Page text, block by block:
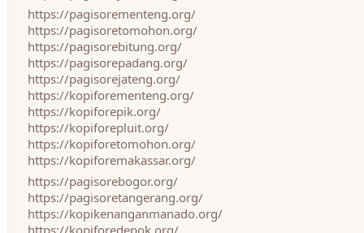
https://pagisorementeng.org/
https://pagisoretomohon.org/
https://pagisorebitung.org/
https://pagisorepadang.org/
https://pagisorejateng.org/
https://kopiforementeng.org/
https://kopiforepik.org/
https://kopiforepluit.org/
https://kopiforetomohon.org/
https://kopiforemakassar.org/
https://pagisorebogor.org/
https://pagisoretangerang.org/
https://kopikenanganmanado.org/
https://kopiforedepok.org/